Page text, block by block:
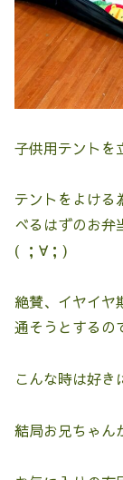
子供用テントを
テントをよける
べるはずのお弁
( ；∀；)
絶賛、イヤイヤ
通そうとするの
こんな時は好き
結局お兄ちゃん